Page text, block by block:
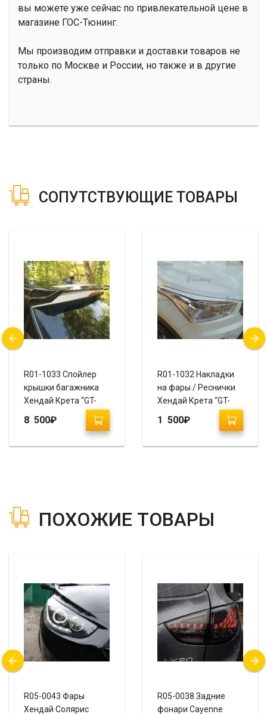
вы можете уже сейчас по привлекательной цене в
магазине ГОС-Тюнинг.
Мы производим отправки и доставки товаров не
только по Москве и России, но также и в другие
страны.
СОПУТСТВУЮЩИЕ ТОВАРЫ
R01-1033 Спойлер
крышки багажника
Хендай Крета “GT-
8 500₽
R01-1032 Накладки
на фары / Реснички
Хендай Крета “GT-
1 500₽
ПОХОЖИЕ ТОВАРЫ
R05-0043 Фары
Хендай Солярис
R05-0038 Задние
фонари Cayenne